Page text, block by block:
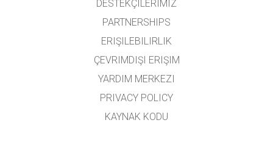
DESTEKÇILERIMIZ
PARTNERSHIPS
ERIŞILEBILIRLIK
ÇEVRIMDIŞI ERIŞIM
YARDIM MERKEZI
PRIVACY POLICY
KAYNAK KODU